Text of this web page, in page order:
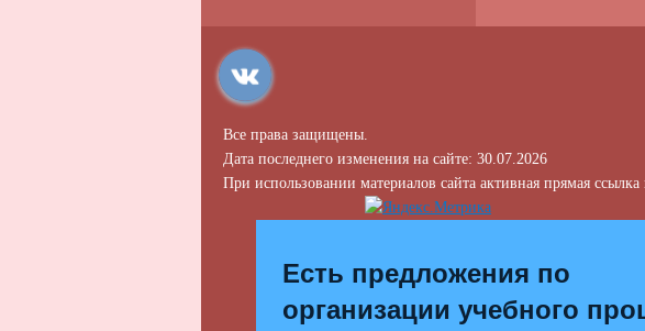
Все права защищены.
Дата последнего изменения на сайте: 30.07.2026
При использовании материалов сайта активная прямая ссылка
Есть предложения по
организации учебного